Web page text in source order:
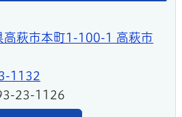
高萩市本町1-100-1 高萩市
1132
23-1126